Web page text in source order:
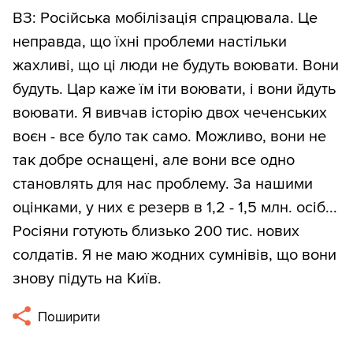
ВЗ: Російська мобілізація спрацювала. Це
неправда, що їхні проблеми настільки
жахливі, що ці люди не будуть воювати. Вони
будуть. Цар каже їм іти воювати, і вони йдуть
воювати. Я вивчав історію двох чеченських
воєн - все було так само. Можливо, вони не
так добре оснащені, але вони все одно
становлять для нас проблему. За нашими
оцінками, у них є резерв в 1,2 - 1,5 млн. осіб...
Росіяни готують близько 200 тис. нових
солдатів. Я не маю жодних сумнівів, що вони
знову підуть на Київ.
Поширити